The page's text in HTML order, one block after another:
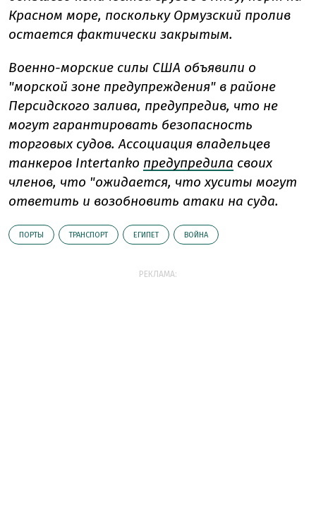
Красном море, поскольку Ормузский пролив
остается фактически закрытым.
Военно-морские силы США объявили о
"морской зоне предупреждения" в районе
Персидского залива, предупредив, что не
могут гарантировать безопасность
торговых судов. Ассоциация владельцев
танкеров Intertanko предупредила своих
членов, что "ожидается, что хуситы могут
ответить и возобновить атаки на суда.
ПОРТЫ ТРАНСПОРТ ЕГИПЕТ ВОЙНА
РЕКЛАМА: